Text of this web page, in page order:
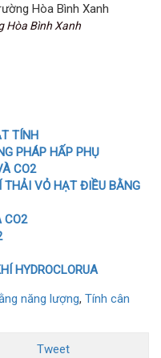
Hòa Bình Xanh
TÍNH
PHÁP HẤP PHỤ
CO2
THẢI VỎ HẠT ĐIỀU BẰNG
CO2
HYDROCLORUA
năng lượng, Tính cân
Tweet